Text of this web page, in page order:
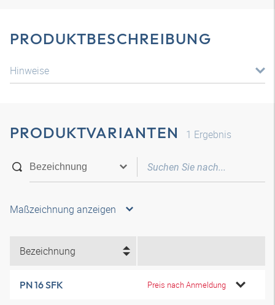
PRODUKTBESCHREIBUNG
Hinweise
PRODUKTVARIANTEN 1 Ergebnis
Maßzeichnung anzeigen
Bezeichnung
PN 16 SFK Preis nach Anmeldung